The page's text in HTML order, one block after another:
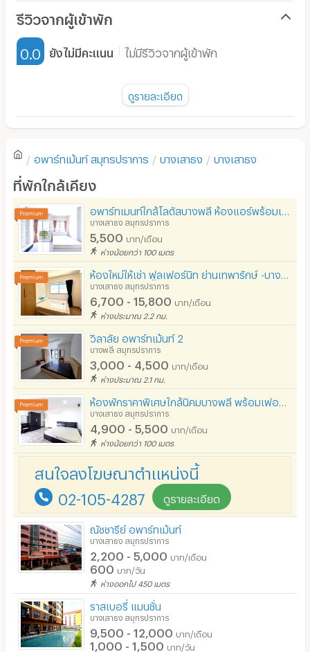
🛀 สิ่งอำนวยความสะดวกภายในห้องพัก
- เตียง ที่นอน
- โซฟา
- เครื่องปรับอากาศ
- เครื่องทำน้ำอุ่น
- ตู้เย็น
- ซิ้งค์ล้างจาน
- ไมโครเวฟ กาน้ำร้อน
- ระเบียงห้อง
- ประตูดิจิตอลล็อค
🚖 สิ่งอำนวยความสะดวกภายในอาคาร
- ที่จอดรถยนต์และมอเตอร์ไซค์
- คีย์การ์ดสำหรับผ่านเข้า-ออก อาคาร
- กล้องวงจรปิด
- เจ้าหน้าที่รักษาความปลอดภัย
- สระว่ายน้ำ
- ฟิตเนส
📍 สถานที่ใกล้เคียง
- โลตัส บางพลี 350 m
- ตลาดใจโต 350 m
- เยส บางพลี 1.1 km
- โรงพยาบาลจุฬารัตน์ 5 2.9 km
เฟอร์นิเจอร์-ตู้, เตียง
เครื่องทำน้ำอุ่น
โซฟา
โต๊ะ - เก้าอี้ทำงาน
เตาปรุงอาหาร
อนุญาตให้เลี้ยงสัตว์
อนุญาตให้สูบบุหรี่ในห้องพัก
โทรศัพท์สายตรง
ที่จอดรถ
ที่จอดรถมอเตอร์ไซด์/จักรยาน
ลิฟต์
สระว่ายน้ำ
โรงยิม / ฟิตเนส
เคเบิลทีวี / ดาวเทียม
มีระบบรักษาความปลอดภัย (keycard)
มีระบบรักษาความปลอดภัย (สแกนลายนิ้วมือ)
กล้องวงจรปิด (CCTV)
ร้านขายอาหาร
ร้านค้า สะดวกซื้อ
รีวิวจากผู้เข้าพัก
0.0 ยังไม่มีคะแนน ไม่มีรีวิวจากผู้เข้าพัก
ยังไม่มีรีวิวของอพาร์ทเม้นท์นี้
เขียนรีวิวแรกของอพาร์ทเม้นท์นี้
ดูรายละเอียด
อพาร์ทเม้นท์ สมุทรปราการ บางเสาธง บางเสาธง
ที่พักใกล้เคียง
บางเสาธง สมุทรปราการ
5,500 บาท/เดือน
ห่างน้อยกว่า 100 เมตร
บางเสาธง สมุทรปราการ
6,700 - 15,800 บาท/เดือน
ห่างประมาณ 2.2 กม.
วิลาลัย อพาร์ทเม้นท์ 2
บางพลี สมุทรปราการ
3,000 - 4,500 บาท/เดือน
ห่างประมาณ 2.1 กม.
บางเสาธง สมุทรปราการ
4,900 - 5,500 บาท/เดือน
ห่างน้อยกว่า 100 เมตร
สนใจลงโฆษณาตำแหน่งนี้
02-105-4287 ดูรายละเอียด
ณัชชารีย์ อพาร์ทเม้นท์
บางเสาธง สมุทรปราการ
2,200 - 5,000 บาท/เดือน
600 บาท/วัน
ห่างออกไป 450 เมตร
ราสเบอรี่ แมนชั่น
บางเสาธง สมุทรปราการ
9,500 - 12,000 บาท/เดือน
1,000 - 1,500 บาท/วัน